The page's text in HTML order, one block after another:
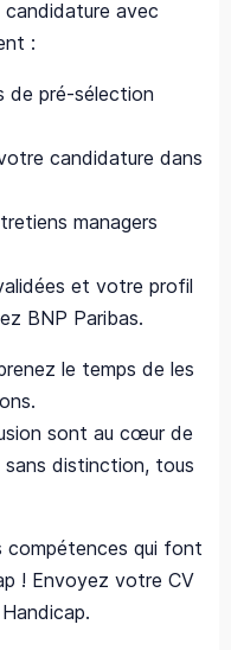
candidature avec
:
de pré-sélection
candidature dans
managers
et votre profil
BNP Paribas.
le temps de les
sont au cœur de
sans distinction, tous
compétences qui font
! Envoyez votre CV